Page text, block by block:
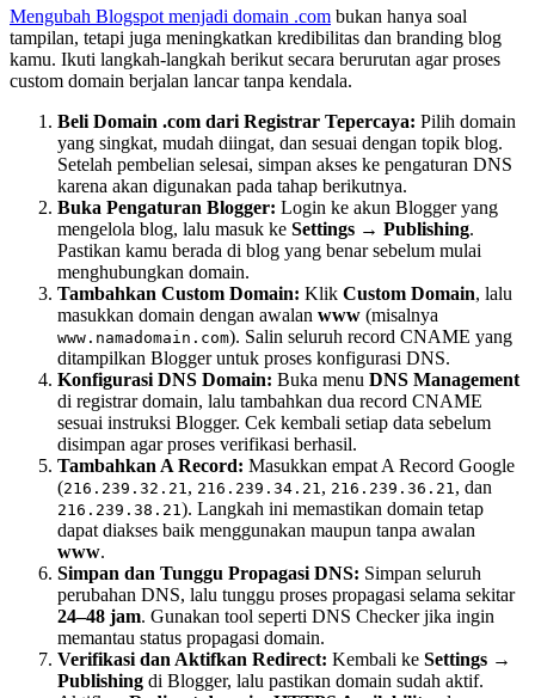
Mengubah Blogspot menjadi domain .com bukan hanya soal
tampilan, tetapi juga meningkatkan kredibilitas dan branding blog
kamu. Ikuti langkah-langkah berikut secara berurutan agar proses
custom domain berjalan lancar tanpa kendala.
Beli Domain .com dari Registrar Tepercaya: Pilih domain
yang singkat, mudah diingat, dan sesuai dengan topik blog.
Setelah pembelian selesai, simpan akses ke pengaturan DNS
karena akan digunakan pada tahap berikutnya.
Buka Pengaturan Blogger: Login ke akun Blogger yang
mengelola blog, lalu masuk ke Settings → Publishing.
Pastikan kamu berada di blog yang benar sebelum mulai
menghubungkan domain.
Tambahkan Custom Domain: Klik Custom Domain, lalu
masukkan domain dengan awalan www (misalnya
www.namadomain.com). Salin seluruh record CNAME yang
ditampilkan Blogger untuk proses konfigurasi DNS.
Konfigurasi DNS Domain: Buka menu DNS Management
di registrar domain, lalu tambahkan dua record CNAME
sesuai instruksi Blogger. Cek kembali setiap data sebelum
disimpan agar proses verifikasi berhasil.
Tambahkan A Record: Masukkan empat A Record Google
(216.239.32.21, 216.239.34.21, 216.239.36.21, dan
216.239.38.21). Langkah ini memastikan domain tetap
dapat diakses baik menggunakan maupun tanpa awalan
www.
Simpan dan Tunggu Propagasi DNS: Simpan seluruh
perubahan DNS, lalu tunggu proses propagasi selama sekitar
24–48 jam. Gunakan tool seperti DNS Checker jika ingin
memantau status propagasi domain.
Verifikasi dan Aktifkan Redirect: Kembali ke Settings →
Publishing di Blogger, lalu pastikan domain sudah aktif.